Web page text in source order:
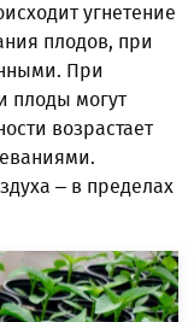
угнетение
плодов, при
При
плоды могут
возрастает
– в пределах